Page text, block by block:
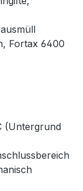
Fortax 6400
(Untergrund